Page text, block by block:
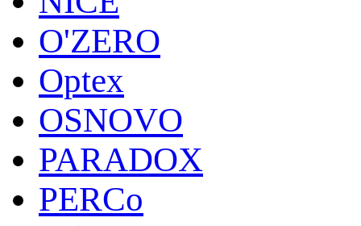
O'ZERO
Optex
OSNOVO
PARADOX
PERCo